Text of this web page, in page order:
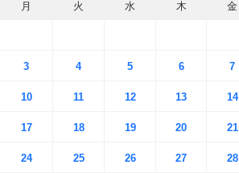
月 火 水 木 金
3 4 5 6 7
10 11 12 13 14
17 18 19 20 21
24 25 26 27 28